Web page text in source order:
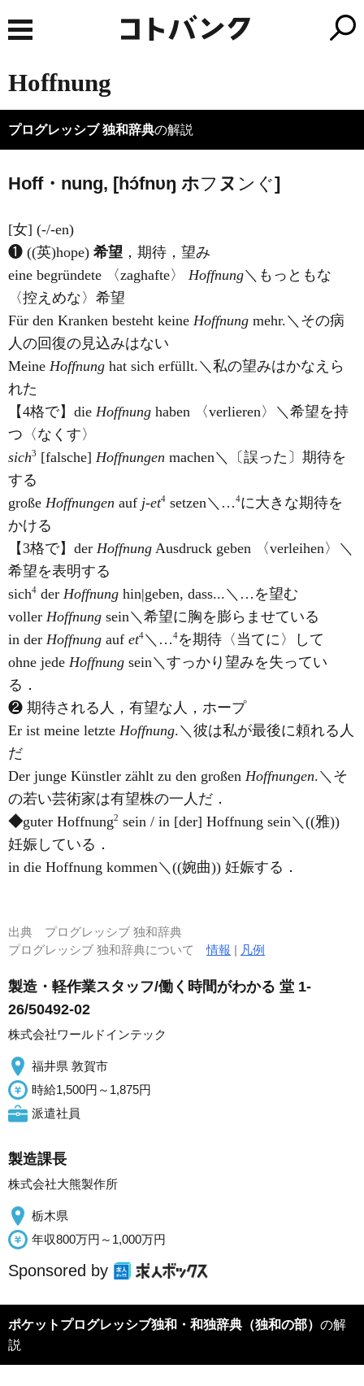
Hoffnung
プログレッシブ 独和辞典の解説
Hoff・nung, [hɔ́fnυŋ ホフ ヌ ンぐ]
[女] (-/-en)
❶ ((英)hope) 希望 ，期待，望み
eine begründete 〈zaghafte〉 Hoffnung＼もっともな
〈控えめな〉希望
Für den Kranken besteht keine Hoffnung mehr.＼その病
人の回復の見込みはない
Meine Hoffnung hat sich erfüllt.＼私の望みはかなえら
れた
【4格で】die Hoffnung haben 〈verlieren〉＼希望を持
つ〈なくす〉
sich3 [falsche] Hoffnungen machen＼〔誤った〕期待を
する
große Hoffnungen auf j-et4 setzen＼…4に大きな期待を
かける
【3格で】der Hoffnung Ausdruck geben 〈verleihen〉＼
希望を表明する
sich4 der Hoffnung hin|geben, dass...＼…を望む
voller Hoffnung sein＼希望に胸を膨らませている
in der Hoffnung auf et4＼…4を期待〈当てに〉して
ohne jede Hoffnung sein＼すっかり望みを失ってい
る．
❷ 期待される人，有望な人，ホープ
Er ist meine letzte Hoffnung.＼彼は私が最後に頼れる人
だ
Der junge Künstler zählt zu den großen Hoffnungen.＼そ
の若い芸術家は有望株の一人だ．
◆guter Hoffnung2 sein / in [der] Hoffnung sein＼((雅))
妊娠している．
in die Hoffnung kommen＼((婉曲)) 妊娠する．
出典 プログレッシブ 独和辞典
プログレッシブ 独和辞典について情報 | 凡例
製造・軽作業スタッフ/働く時間がわかる 堂 1-
26/50492-02
株式会社ワールドインテック
福井県 敦賀市
時給1,500円～1,875円
派遣社員
製造課長
株式会社大熊製作所
栃木県
年収800万円～1,000万円
Sponsored by
ポケットプログレッシブ独和・和独辞典（独和の部） の解
説